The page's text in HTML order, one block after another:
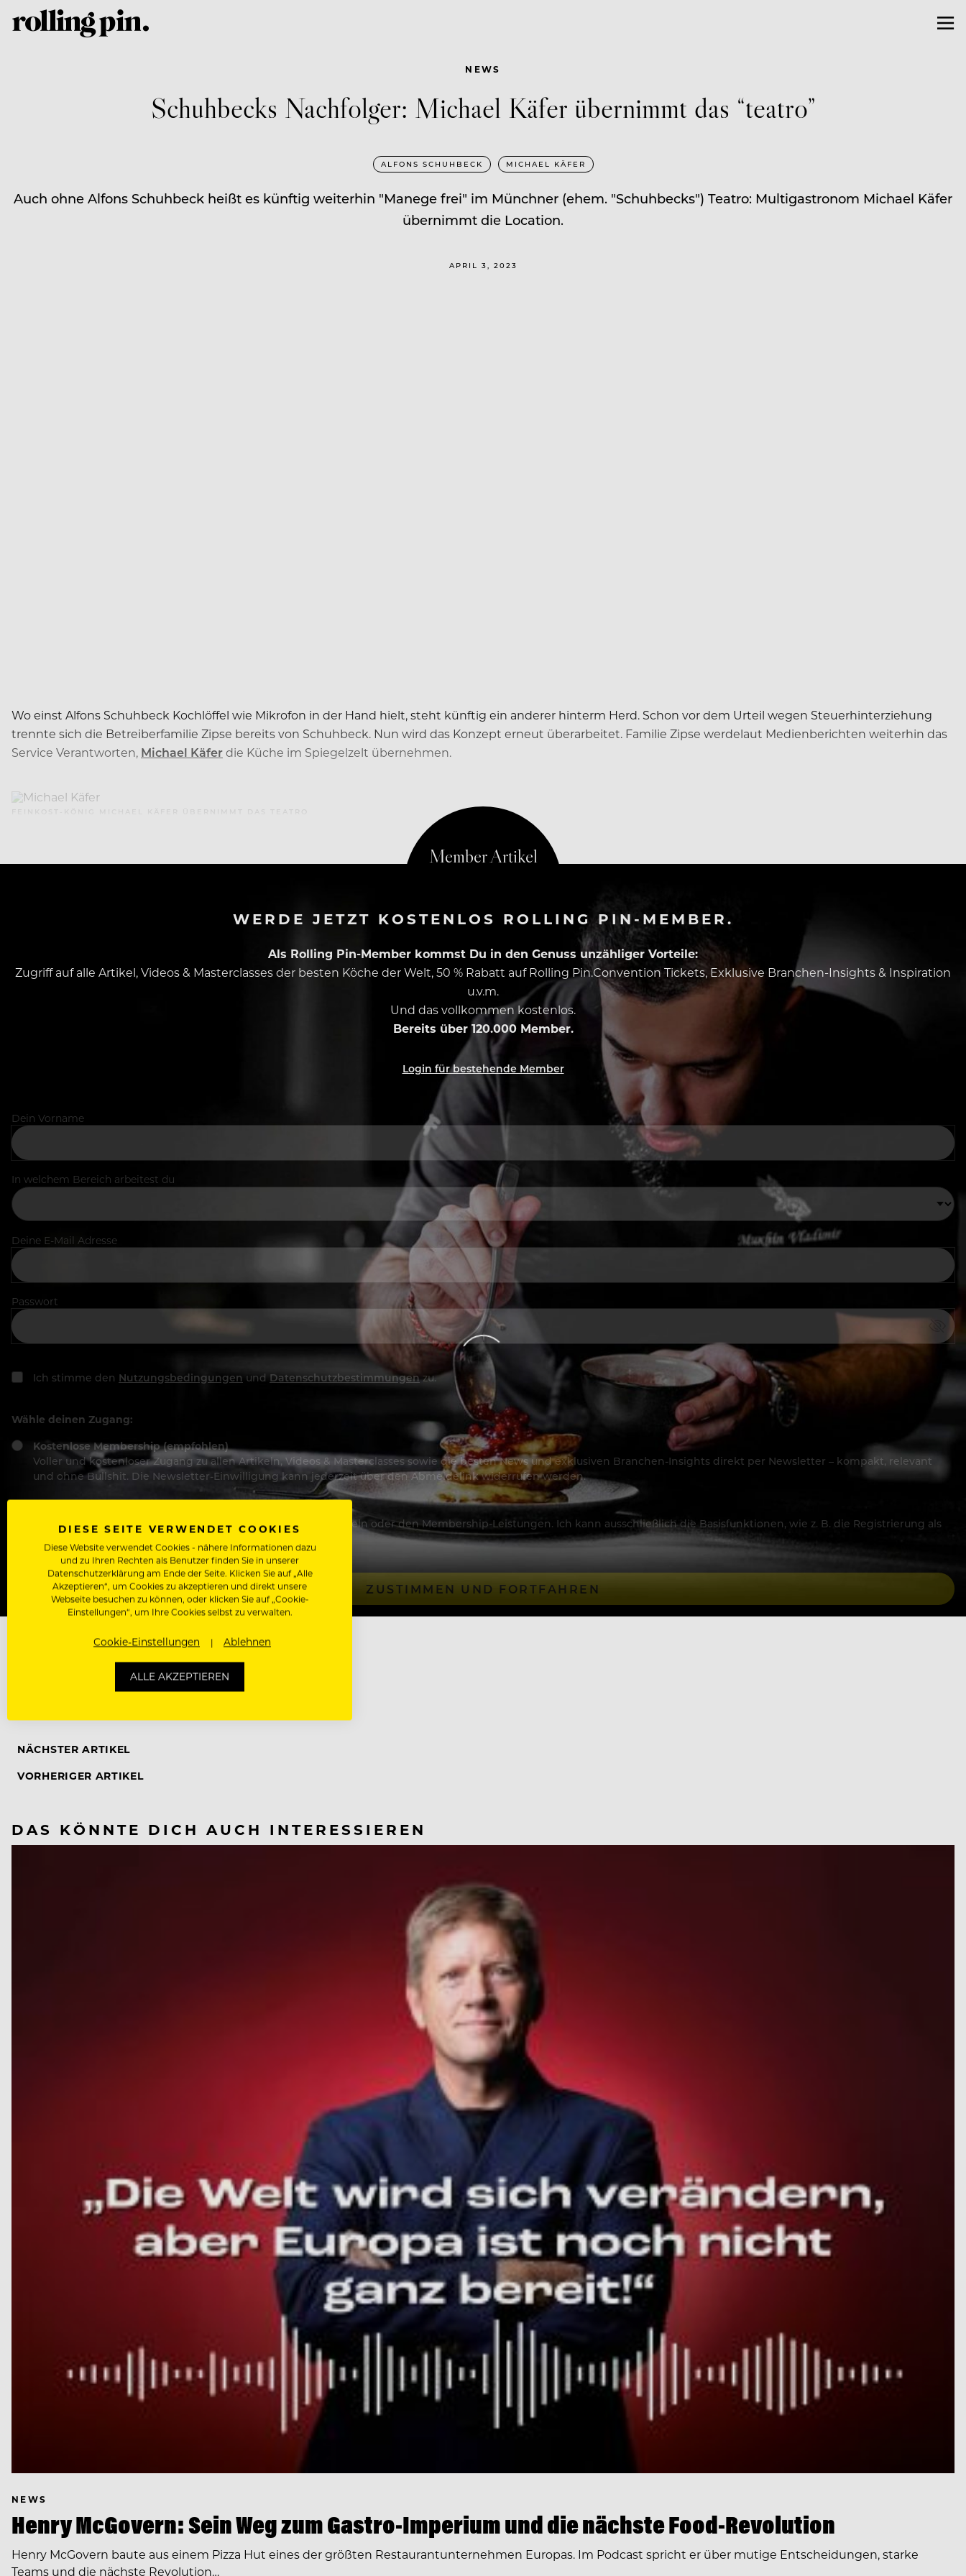
NEWS
Schuhbecks Nachfolger: Michael Käfer übernimmt das “teatro”
ALFONS SCHUHBECK MICHAEL KÄFER
Auch ohne Alfons Schuhbeck heißt es künftig weiterhin "Manege frei" im Münchner (ehem. "Schuhbecks") Teatro: Multigastronom Michael Käfer
übernimmt die Location.
APRIL 3, 2023
Wo einst Alfons Schuhbeck Kochlöffel wie Mikrofon in der Hand hielt, steht künftig ein anderer hinterm Herd. Schon vor dem Urteil wegen Steuerhinterziehung
trennte sich die Betreiberfamilie Zipse bereits von Schuhbeck. Nun wird das Konzept erneut überarbeitet. Familie Zipse werdelaut Medienberichten weiterhin das
Service Verantworten, Michael Käferdie Küche im Spiegelzelt übernehmen.
WERDE JETZT KOSTENLOS ROLLING PIN-MEMBER.
Als Rolling Pin-Member kommst Du in den Genuss unzähliger Vorteile:
Zugriff auf alle Artikel, Videos & Masterclasses der besten Köche der Welt, 50 % Rabatt auf Rolling Pin.Convention Tickets, Exklusive Branchen-Insights & Inspiration
u.v.m.
Und das vollkommen kostenlos.
Bereits über 120.000 Member.
Login für bestehende Member
Dein Vorname
In welchem Bereich arbeitest du
Deine E-Mail Adresse
Passwort
Ich stimme den Nutzungsbedingungen und Datenschutzbestimmungen zu.
Wähle deinen Zugang:
Kostenlose Membership (empfohlen)
Voller und kostenloser Zugang zu allen Artikeln, Videos & Masterclasses sowie die besten News und exklusiven Branchen-Insights direkt per Newsletter – kompakt, relevant
und ohne Bullshit. Die Newsletter-Einwilligung kann jederzeit über den Abmeldelink widerrufen werden.
Mit der Basic-Registrierung habe ich KEINEN Zugang zu Artikeln oder den Membership-Leistungen. Ich kann ausschließlich die Basisfunktionen, wie z. B. die Registrierung als
ZUSTIMMEN UND FORTFAHREN
NÄCHSTER ARTIKEL
VORHERIGER ARTIKEL
DAS KÖNNTE DICH AUCH INTERESSIEREN
NEWS
Henry McGovern: Sein Weg zum Gastro-Imperium und die nächste Food-Revolution
Henry McGovern baute aus einem Pizza Hut eines der größten Restaurantunternehmen Europas. Im Podcast spricht er über mutige Entscheidungen, starke
Teams und die nächste Revolution…
DIESE SEITE VERWENDET COOKIES
Diese Website verwendet Cookies - nähere Informationen dazu
und zu Ihren Rechten als Benutzer finden Sie in unserer
Datenschutzerklärung am Ende der Seite. Klicken Sie auf „Alle
Akzeptieren“, um Cookies zu akzeptieren und direkt unsere
Webseite besuchen zu können, oder klicken Sie auf „Cookie-
Einstellungen“, um Ihre Cookies selbst zu verwalten.
Cookie-Einstellungen Ablehnen
ALLE AKZEPTIEREN